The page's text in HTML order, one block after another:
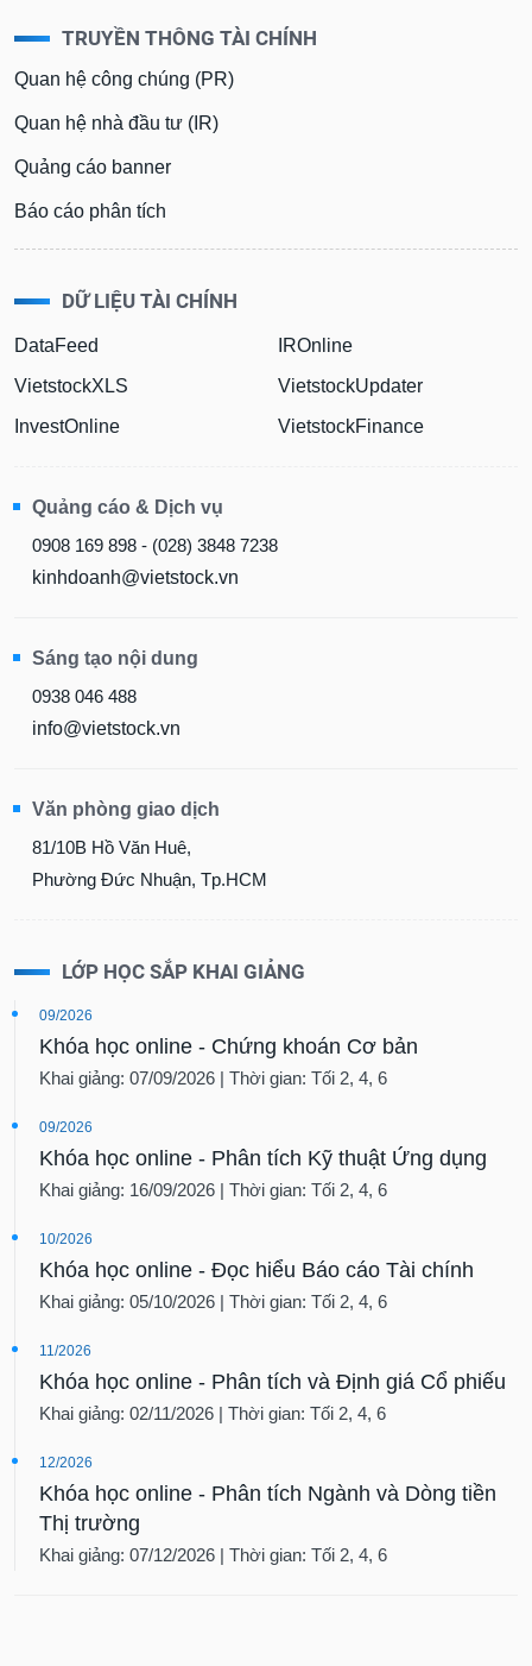
TRUYỀN THÔNG TÀI CHÍNH
Quan hệ công chúng (PR)
Quan hệ nhà đầu tư (IR)
Quảng cáo banner
Báo cáo phân tích
DỮ LIỆU TÀI CHÍNH
DataFeed
VietstockXLS
InvestOnline
IROnline
VietstockUpdater
VietstockFinance
Quảng cáo & Dịch vụ
0908 169 898 - (028) 3848 7238
kinhdoanh@vietstock.vn
Sáng tạo nội dung
0938 046 488
info@vietstock.vn
Văn phòng giao dịch
81/10B Hồ Văn Huê,
Phường Đức Nhuận, Tp.HCM
LỚP HỌC SẮP KHAI GIẢNG
09/2026
Khóa học online - Chứng khoán Cơ bản
Khai giảng: 07/09/2026 | Thời gian: Tối 2, 4, 6
09/2026
Khóa học online - Phân tích Kỹ thuật Ứng dụng
Khai giảng: 16/09/2026 | Thời gian: Tối 2, 4, 6
10/2026
Khóa học online - Đọc hiểu Báo cáo Tài chính
Khai giảng: 05/10/2026 | Thời gian: Tối 2, 4, 6
11/2026
Khóa học online - Phân tích và Định giá Cổ phiếu
Khai giảng: 02/11/2026 | Thời gian: Tối 2, 4, 6
12/2026
Khóa học online - Phân tích Ngành và Dòng tiền
Thị trường
Khai giảng: 07/12/2026 | Thời gian: Tối 2, 4, 6